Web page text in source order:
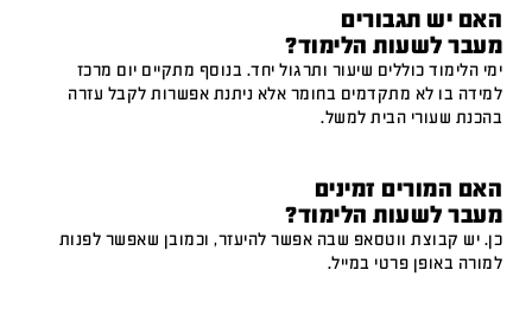
האם יש תגבורים
מעבר לשעות הלימוד?
ימי הלימוד כוללים שיעור ותרגול יחד. בנוסף מתקיים יום מרכז
למידה בו לא מתקדמים בחומר אלא ניתנת אפשרות לקבל עזרה
בהכנת שעורי הבית למשל.
האם המורים זמינים
מעבר לשעות הלימוד?
כן. יש קבוצת ווטסאפ שבה אפשר להיעזר, וכמובן שאפשר לפנות
למורה באופן פרטי במייל.